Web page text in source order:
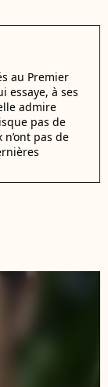
au Premier
essaye, à ses
admire
pas de
pas de